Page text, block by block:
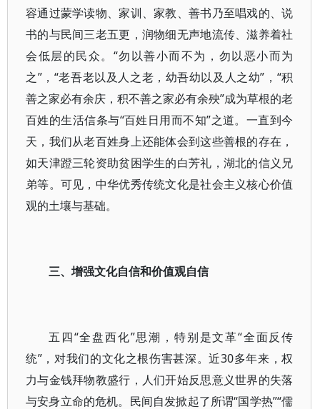
容通过蒙学读物、家训、家教、善书乃至唱戏的、说
书的与民间三老五更，润物细无声地流传、滋养着社
会低层的民众。“勿以善小而不为，勿以恶小而为
之”，“老吾老以及人之老，幼吾幼以及人之幼”，“积
善之家必有余庆，积不善之家必有余殃”成为草根的老
百姓的生活信条与“百姓日用而不知”之道。一直到今
天，我们从老百姓身上还能体会到这些善根的存在，
如天津蹬三轮资助贫困学生的白芳礼，湖北的信义兄
弟等。可见，中华优秀传统文化是社会主义核心价值
观的土壤与基础。
三、增强文化自信和价值观自信
五四“全盘西化”思潮，特别是文革“全面反传
统”，对我们的文化之根伤害甚深。近30多年来，权
力与金钱拜物教盛行，人们开始反思意义世界的失落
与安身立命的危机。民间自发掀起了所谓“国学热”“儒